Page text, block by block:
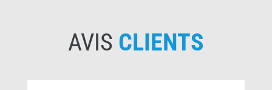
AVIS CLIENTS